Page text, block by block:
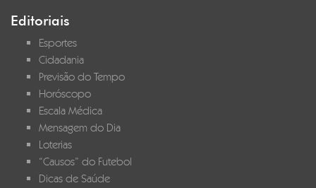
Editoriais
Esportes
Cidadania
Previsão do Tempo
Horóscopo
Escala Médica
Mensagem do Dia
Loterias
“Causos” do Futebol
Dicas de Saúde